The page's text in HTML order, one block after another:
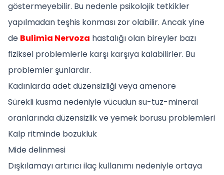
göstermeyebilir. Bu nedenle psikolojik tetkikler
yapılmadan teşhis konması zor olabilir. Ancak yine
de Bulimia Nervoza hastalığı olan bireyler bazı
fiziksel problemlerle karşı karşıya kalabilirler. Bu
problemler şunlardır.
Kadınlarda adet düzensizliği veya amenore
Sürekli kusma nedeniyle vücudun su-tuz-mineral
oranlarında düzensizlik ve yemek borusu problemleri
Kalp ritminde bozukluk
Mide delinmesi
Dışkılamayı artırıcı ilaç kullanımı nedeniyle ortaya